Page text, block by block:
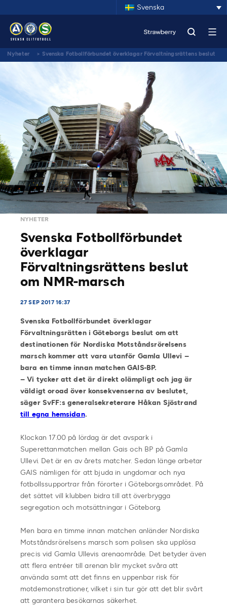
Svenska
Nyheter > Svenska Fotbollförbundet överklagar Förvaltningsrättens beslut
NYHETER
Svenska Fotbollförbundet
överklagar
Förvaltningsrättens beslut
om NMR-marsch
27 SEP 2017 16:37
Svenska Fotbollförbundet överklagar
Förvaltningsrätten i Göteborgs beslut om att
destinationen för Nordiska Motståndsrörelsens
marsch kommer att vara utanför Gamla Ullevi –
bara en timme innan matchen GAIS-BP.
– Vi tycker att det är direkt olämpligt och jag är
väldigt oroad över konsekvenserna av beslutet,
säger SvFF:s generalsekreterare Håkan Sjöstrand
till egna hemsidan.
Klockan 17.00 på lördag är det avspark i
Superettanmatchen mellan Gais och BP på Gamla
Ullevi. Det är en av årets matcher. Sedan länge arbetar
GAIS nämligen för att bjuda in ungdomar och nya
fotbollssupportrar från förorter i Göteborgsområdet. På
det sättet vill klubben bidra till att överbrygga
segregation och motsättningar i Göteborg.
Men bara en timme innan matchen anländer Nordiska
Motståndsrörelsens marsch som polisen ska upplösa
precis vid Gamla Ullevis arenaområde. Det betyder även
att flera entréer till arenan blir mycket svåra att
använda samt att det finns en uppenbar risk för
motdemonstrationer, vilket i sin tur gör att det blir svårt
att garantera besökarnas säkerhet.